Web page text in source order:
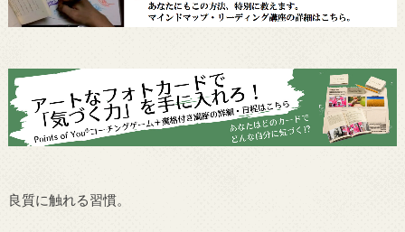
良質に触れる習慣。